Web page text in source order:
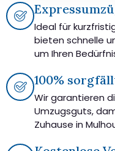
Ideal für
bieten schnelle
um Ihren
100%
Wir garantieren
Umzugsguts,
Zuhause in